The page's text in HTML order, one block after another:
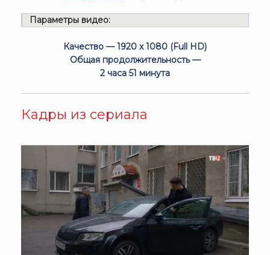
Параметры видео:
Качество — 1920 x 1080 (Full HD)
Общая продолжительность —
2 часа 51 минута
Кадры из сериала